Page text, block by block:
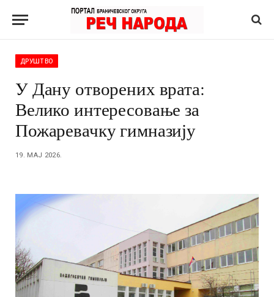
ДРУШТВО
У Дану отворених врата:
Велико интересовање за
Пожаревачку гимназију
19. МАЈ 2026.